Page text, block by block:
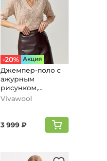
-20% Aкция
Джемпер-поло с
ажурным
рисунком,
бежевый
Vivawool
3 999 ₽